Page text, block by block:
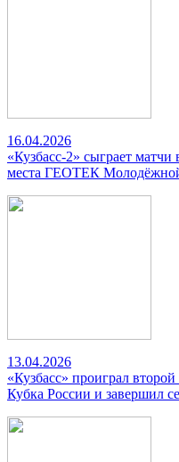
16.04.2026
«Кузбасс-2» сыграет
места ГЕОТЕК
13.04.2026
«Кузбасс» проиграл
Кубка России и завершил